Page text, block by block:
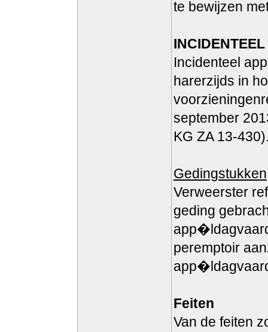
te bewijzen
Incidenteel
harerzijds in
september
KG ZA 13-
Gedingstukken
Verweerster
geding
peremptoir
Feiten
Van de feiten